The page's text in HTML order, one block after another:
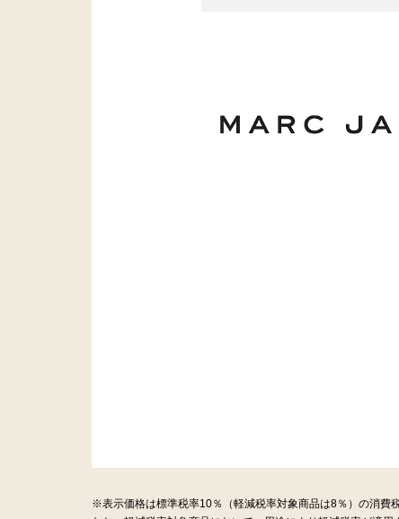
※表示価格は標準税率10％（軽減税率対象商品は8％）の消費